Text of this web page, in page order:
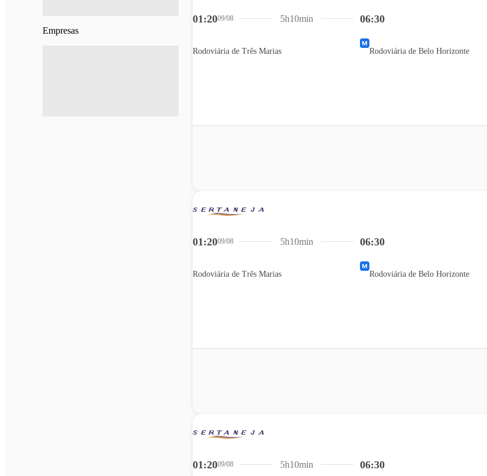
Empresas
01:2009/08
Rodoviária de Três Marias
06:30
Rodoviária de Belo Horizonte
5h10min
01:2009/08
Rodoviária de Três Marias
06:30
Rodoviária de Belo Horizonte
5h10min
01:2009/08 06:30
5h10min